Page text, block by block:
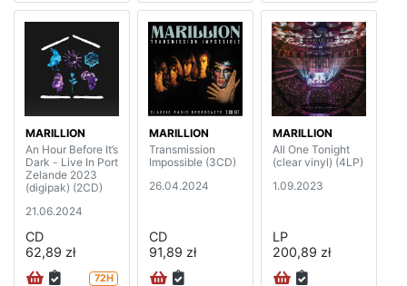
MARILLION
An Hour Before It’s
Dark - Live In Port
Zelande 2023
(digipak) (2CD)
21.06.2024
CD
62,89 zł
72H
MARILLION
Transmission
Impossible (3CD)
26.04.2024
CD
91,89 zł
MARILLION
All One Tonight
(clear vinyl) (4LP)
1.09.2023
LP
200,89 zł